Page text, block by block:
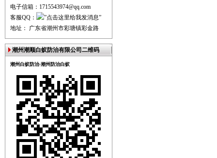
电子信箱：1715543974@qq.com
客服QQ：
地址： 广东省潮州市彩塘镇彩金路
潮州潮顺白蚁防治有限公司二维码
潮州白蚁防治-潮州防治白蚁